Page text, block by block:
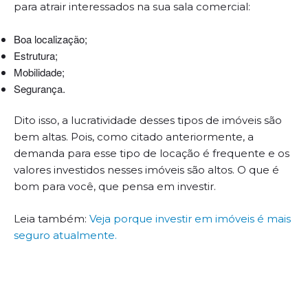
para atrair interessados na sua sala comercial:
Boa localização;
Estrutura;
Mobilidade;
Segurança.
Dito isso, a lucratividade desses tipos de imóveis são
bem altas. Pois, como citado anteriormente, a
demanda para esse tipo de locação é frequente e os
valores investidos nesses imóveis são altos. O que é
bom para você, que pensa em investir.
Leia também: Veja porque investir em imóveis é mais
seguro atualmente.